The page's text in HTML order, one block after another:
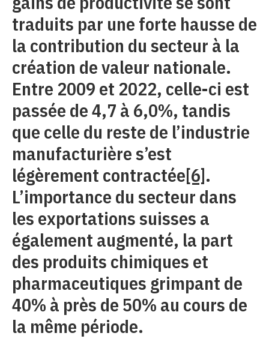
traduits par une forte hausse de
la contribution du secteur à la
création de valeur nationale.
Entre 2009 et 2022, celle-ci est
passée de 4,7 à 6,0%, tandis
que celle du reste de l’industrie
manufacturière s’est
légèrement contractée[6].
L’importance du secteur dans
les exportations suisses a
également augmenté, la part
des produits chimiques et
pharmaceutiques grimpant de
40% à près de 50% au cours de
la même période.